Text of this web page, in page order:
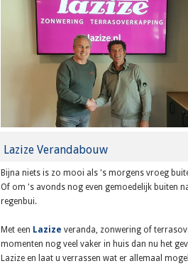
Lazize Verandabouw
Bijna niets is zo mooi als 's morgens vroeg
Of om 's avonds nog even gemoedelijk buiten
regenbui.
Met een Lazize veranda, zonwering of
momenten nog veel vaker in huis dan nu het
Lazize en laat u verrassen wat er allemaal